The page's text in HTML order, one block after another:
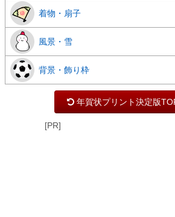
着物・扇子
風景・雪
背景・飾り枠
年賀状プリント決定版
[PR]